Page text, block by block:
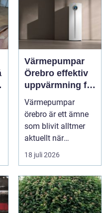
Värmepumpar
Örebro effektiv
uppvärmning för
hus och
fastigheter
Värmepumpar
örebro är ett ämne
som blivit alltmer
aktuellt när
energipriser stiger
och fler vill sän...
18 juli 2026